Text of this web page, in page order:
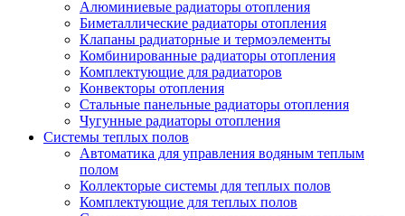
Алюминиевые радиаторы отопления
Биметаллические радиаторы отопления
Клапаны радиаторные и термоэлементы
Комбинированные радиаторы отопления
Комплектующие для радиаторов
Конвекторы отопления
Стальные панельные радиаторы отопления
Чугунные радиаторы отопления
Системы теплых полов
Автоматика для управления водяным теплым
полом
Коллекторые системы для теплых полов
Комплектующие для теплых полов